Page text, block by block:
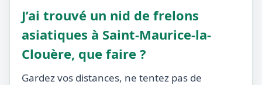
J’ai trouvé un nid de frelons
asiatiques à Saint-Maurice-la-
Clouère, que faire ?
Gardez vos distances, ne tentez pas de